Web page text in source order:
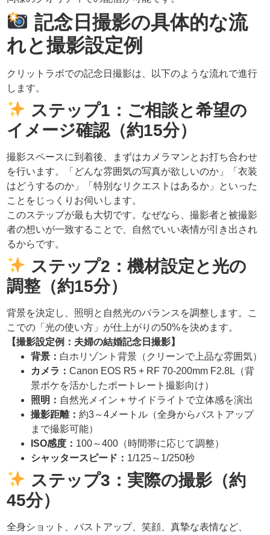
記念日撮影の具体的な流
れと撮影設定例
クリットラボでの記念日撮影は、以下のような流れで進行
します。
ステップ1：ご相談と希望の
イメージ確認（約15分）
撮影スペースに到着後、まずはカメラマンとお打ち合わせ
を行います。「どんな雰囲気の写真が欲しいのか」「衣装
はどうするのか」「特別なリクエストはあるか」といった
ことをじっくりお伺いします。
このステップが最も大切です。なぜなら、撮影者と被撮影
者の想いが一致することで、自然でいい表情が引き出され
るからです。
ステップ2：機材設定と光の
調整（約15分）
背景を決定し、照明と自然光のバランスを調整します。こ
こでの「光の使い方」が仕上がりの50%を決めます。
【撮影設定例：夫婦の結婚記念日撮影】
背景： 白ホリゾント背景（クリーンで上品な雰囲気）
カメラ：Canon EOS R5 + RF 70-200mm F2.8L（背
景ボケを活かしたポートレート撮影向け）
照明： 自然光メイン + サイドライトで立体感を演出
撮影距離：約3～4メートル（全身からバストアップ
まで撮影可能）
ISO感度： 100～400（時間帯に応じて調整）
シャッタースピード： 1/125～1/250秒
ステップ3：実際の撮影（約
45分）
全身ショット、バストアップ、笑顔、真摯な表情など、